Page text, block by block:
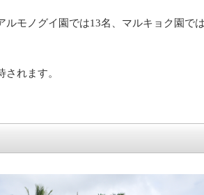
モノグイ園では13名、マルキョク園で
れます。